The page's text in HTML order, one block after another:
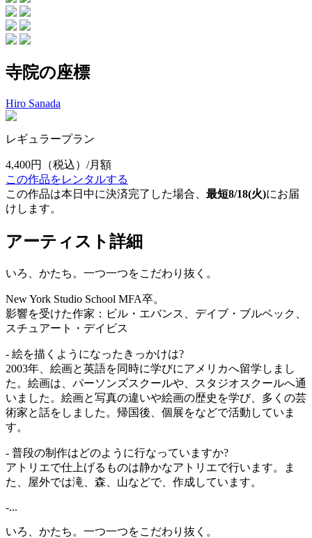
寺院の座標
Hiro Sanada
レギュラープラン
4,400円
（税込）/月額
この作品をレンタルする
この作品は本日中に決済完了した場合、 最短8/18(火)にお届
けします。
アーティスト詳細
いろ、かたち。一つ一つをこだわり抜く。
New York Studio School MFA卒。
影響を受けた作家：ビル・エバンス、デイブ・ブルベック、
スチュアート・デイビス
- 絵を描くようになったきっかけは?
2003年、絵画と英語を同時に学びにアメリカへ留学しまし
た。絵画は、パーソンズスクールや、スタジオスクールへ通
いました。絵画と写真の違いや絵画の歴史を学び、多くの芸
術家と話をしました。帰国後、個展をなどで活動していま
す。
- 普段の制作はどのように行なっていますか?
アトリエで仕上げるものは静かなアトリエで行います。ま
た、屋外では滝、森、山などで、作成しています。
-...
いろ、かたち。一つ一つをこだわり抜く。